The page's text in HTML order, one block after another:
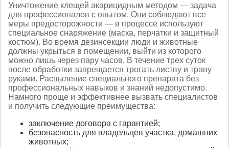
Уничтожение клещей акарицидным методом — задача
для профессионалов с опытом. Они соблюдают все
меры предосторожности — в процессе используют
специальное снаряжение (маска, перчатки и защитный
костюм). Во время дезинсекции люди и животные
должны укрыться в помещении, выйти из которого
можно лишь через пару часов. В течение трех суток
после обработки запрещается трогать листву и траву
руками. Распыление специального препарата без
профессиональных навыков и знаний недопустимо.
Намного проще и эффективнее вызвать специалистов
и получить следующие преимущества:
заключение договора с гарантией;
безопасность для владельцев участка, домашних
животных;